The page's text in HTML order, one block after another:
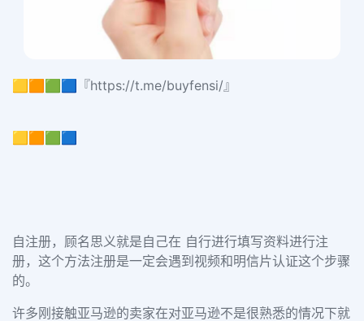
🟨🟧🟩🟦『https://t.me/buyfensi/』
🟨🟧🟩🟦
自注册，顾名思义就是自己在 自行进行填写资料进行注
册，这个方法注册是一定会遇到视频和明信片认证这个步骤
的。
许多刚接触亚马逊的卖家在对亚马逊不是很熟悉的情况下就